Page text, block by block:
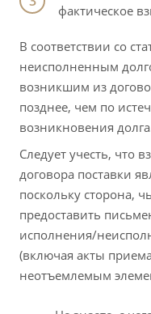
фактическое
В соответствии со
неисполненным
возникшим из
позднее, чем по
возникновения
Следует учесть, что
договора поставки
поскольку сторона,
предоставить
исполнения/
(включая акты
неотъемлемым